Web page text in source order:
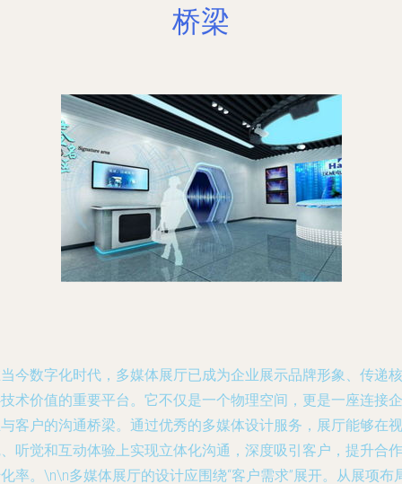
桥梁
今数字化时代，多媒体展厅已成为企业展示品牌形象、传递核
术价值的重要平台。它不仅是一个物理空间，更是一座连接企
客户的沟通桥梁。通过优秀的多媒体设计服务，展厅能够在视
听觉和互动体验上实现立体化沟通，深度吸引客户，提升合作
率。\n\n多媒体展厅的设计应围绕“客户需求”展开。从展项布